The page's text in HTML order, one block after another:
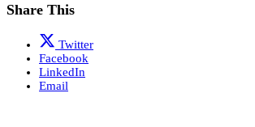
Share This
Twitter
Facebook
LinkedIn
Email